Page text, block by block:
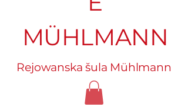
Rejowanska šula Mühlmann
MÜHLMANN